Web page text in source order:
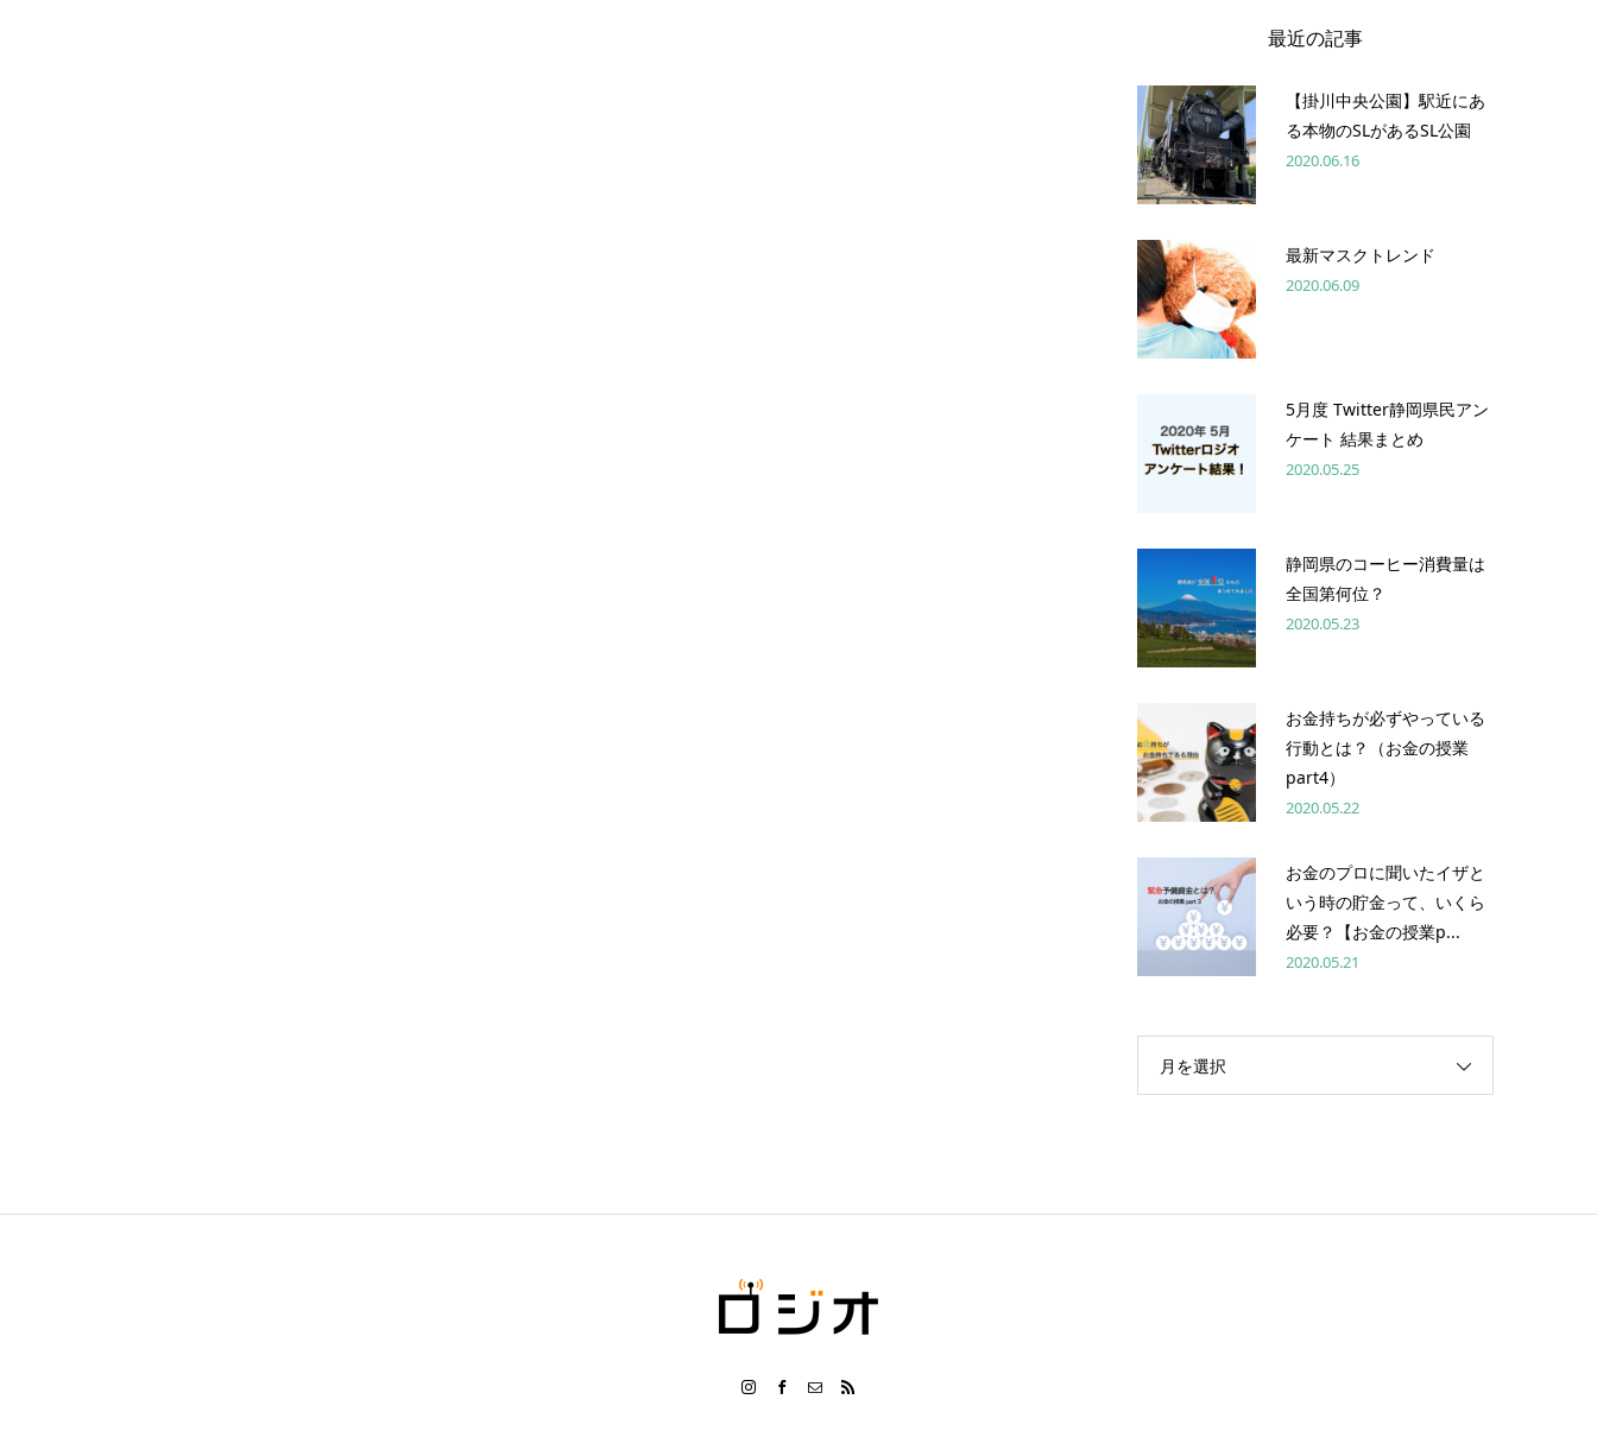
最近の記事
【掛川中央公園】駅近にあ
る本物のSLがあるSL公園
2020.06.16
最新マスクトレンド
2020.06.09
5月度 Twitter静岡県民アン
ケート 結果まとめ
2020.05.25
静岡県のコーヒー消費量は
全国第何位？
2020.05.23
お金持ちが必ずやっている
行動とは？（お金の授業
part4）
2020.05.22
お金のプロに聞いたイザと
いう時の貯金って、いくら
必要？【お金の授業p...
2020.05.21
月を選択